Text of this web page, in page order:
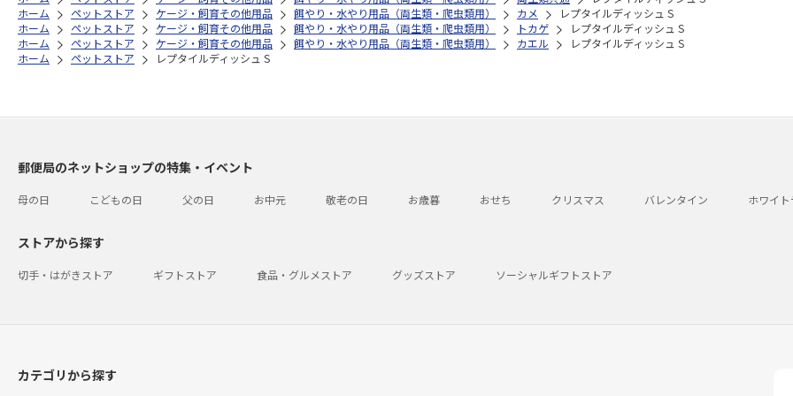
ホーム
ペットストア ケージ・飼育その他用品 餌やり・水やり用品（両生類・爬虫類用） カメ
レプタイルディッシュ S
ホーム
ペットストア ケージ・飼育その他用品 餌やり・水やり用品（両生類・爬虫類用） トカゲ
レプタイルディッシュ S
ホーム
ペットストア ケージ・飼育その他用品 餌やり・水やり用品（両生類・爬虫類用） カエル
レプタイルディッシュ S
ホーム
ペットストア レプタイルディッシュ S
郵便局のネットショップの特集・イベント
母の日 こどもの日 父の日 お中元 敬老の日 お歳暮 おせち クリスマス バレンタイン ホワイ
ストアから探す
切手・はがきストア ギフトストア 食品・グルメストア グッズストア ソーシャルギフトストア
カテゴリから探す